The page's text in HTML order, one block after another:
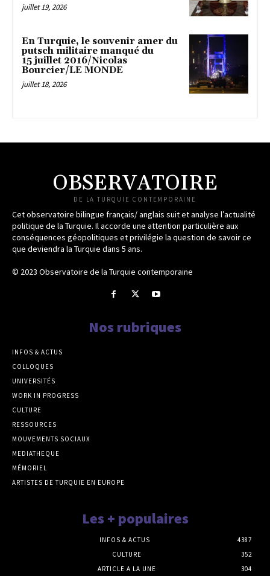
juillet 19, 2026
En Turquie, le souvenir amer du
putsch militaire manqué du
15 juillet 2016/Nicolas
Bourcier/LE MONDE
juillet 18, 2026
OBSERVATOIRE
DE LA TURQUIE CONTEMPORAINE
Cet observatoire bilingue français/ anglais suit et analyse l’actualité
politique de la Turquie. Il accorde une attention particulière aux
conséquences géopolitiques et privilégie la question de savoir ce
que deviendra la Turquie dans 5 ans.
© 2023 Observatoire de la Turquie contemporaine
Nos rubriques
INFOS & ACTUS
COLLOQUES
UNIVERSITÉS
WORK IN PROGRESS
CULTURE
RESSOURCES
MOUVEMENTS SOCIAUX
MEDIATHEQUE
MÉMORIEL
ARTISTES DE TURQUIE EN EUROPE
Les + populaires
INFOS & ACTUS
4387
CULTURE
352
ARTICLE A LA UNE
304